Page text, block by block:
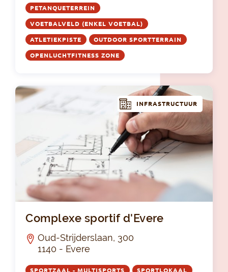
PETANQUETERREIN
VOETBALVELD (ENKEL VOETBAL)
ATLETIEKPISTE OUTDOOR SPORTTERRAIN
OPENLUCHTFITNESS ZONE
INFRASTRUCTUUR
Complexe sportif d'Evere
Oud-Strijderslaan, 300
1140 - Evere
SPORTZAAL - MULTISPORTS SPORTLOKAAL